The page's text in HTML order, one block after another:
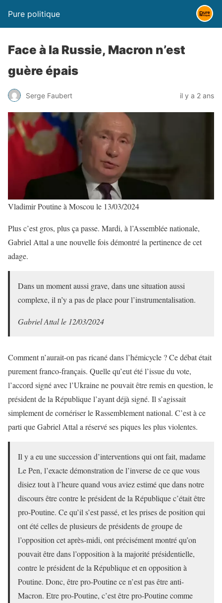
Pure politique
Face à la Russie, Macron n’est
guère épais
Serge Faubert il y a 2 ans
Vladimir Poutine à Moscou le 13/03/2024
Plus c’est gros, plus ça passe. Mardi, à l’Assemblée nationale,
Gabriel Attal a une nouvelle fois démontré la pertinence de cet
adage.
Dans un moment aussi grave, dans une situation aussi
complexe, il n’y a pas de place pour l’instrumentalisation.
Gabriel Attal le 12/03/2024
Comment n’aurait-on pas ricané dans l’hémicycle ? Ce débat était
purement franco-français. Quelle qu’eut été l’issue du vote,
l’accord signé avec l’Ukraine ne pouvait être remis en question, le
président de la République l’ayant déjà signé. Il s’agissait
simplement de cornériser le Rassemblement national. C’est à ce
parti que Gabriel Attal a réservé ses piques les plus violentes.
Il y a eu une succession d’interventions qui ont fait, madame
Le Pen, l’exacte démonstration de l’inverse de ce que vous
disiez tout à l’heure quand vous aviez estimé que dans notre
discours être contre le président de la République c’était être
pro-Poutine. Ce qu’il s’est passé, et les prises de position qui
ont été celles de plusieurs de présidents de groupe de
l’opposition cet après-midi, ont précisément montré qu’on
pouvait être dans l’opposition à la majorité présidentielle,
contre le président de la République et en opposition à
Poutine. Donc, être pro-Poutine ce n’est pas être anti-
Macron. Etre pro-Poutine, c’est être pro-Poutine comme